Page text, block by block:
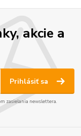
akcie a
Prihlásiť sa
zasielania newslettera.